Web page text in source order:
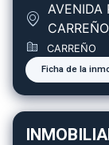
AVENIDA
CARREÑO
Ficha de la